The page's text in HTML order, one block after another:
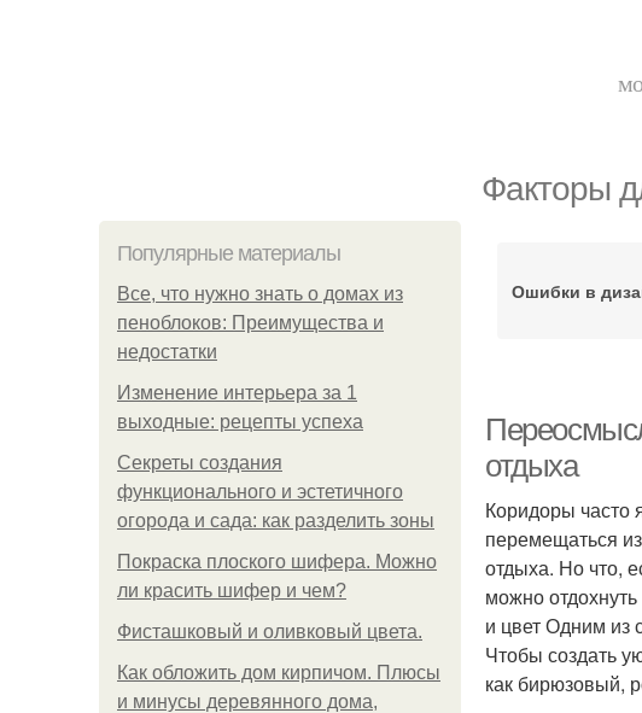
Факторы
Популярные материалы
Все, что нужно знать о домах из
пеноблоков: Преимущества и
недостатки
Изменение интерьера за 1
выходные: рецепты успеха
Секреты создания
функционального и эстетичного
огорода и сада: как разделить зоны
Покраска плоского шифера. Можно
ли красить шифер и чем?
Фисташковый и оливковый цвета.
Как обложить дом кирпичом. Плюсы
и минусы деревянного дома,
Ошибки в
отдыха
Коридоры часто
перемещаться
отдыха. Но что,
можно
и цвет Одним из
Чтобы создать
как бирюзовый,